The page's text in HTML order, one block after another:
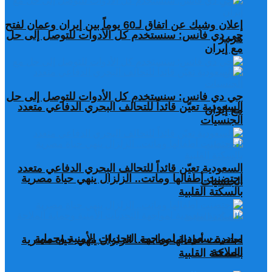
جي دي فانس: سنستخدم كل الأدوات للتوصل إلى حل
مع إيران
السعودية تعيّن قائداً للتحالف البحري الدفاعي متعدد
الجنسيات
احتضنت أطفالها وماتت.. الزلزال ينهي حياة مصرية
بالسكتة القلبية
مبادرة سعودية لمواجهة التحديات الأمنية وحماية
الملاحة
إعلان وشيك عن اتفاق لـ60 يوماً بين إيران وعمان لفتح
هرمز
جي دي فانس: سنستخدم كل الأدوات للتوصل إلى حل
مع إيران
السعودية تعيّن قائداً للتحالف البحري الدفاعي متعدد
الجنسيات
احتضنت أطفالها وماتت.. الزلزال ينهي حياة مصرية
بالسكتة القلبية